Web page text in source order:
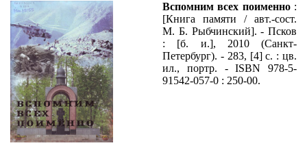
Вспомним всех поименно:
[Книга памяти / авт.-сост.
М. Б. Рыбчинский]. - Псков
: [б. и.], 2010 (Санкт-
Петербург). - 283, [4] с. : цв.
ил., портр. - ISBN 978-5-
91542-057-0 : 250-00.